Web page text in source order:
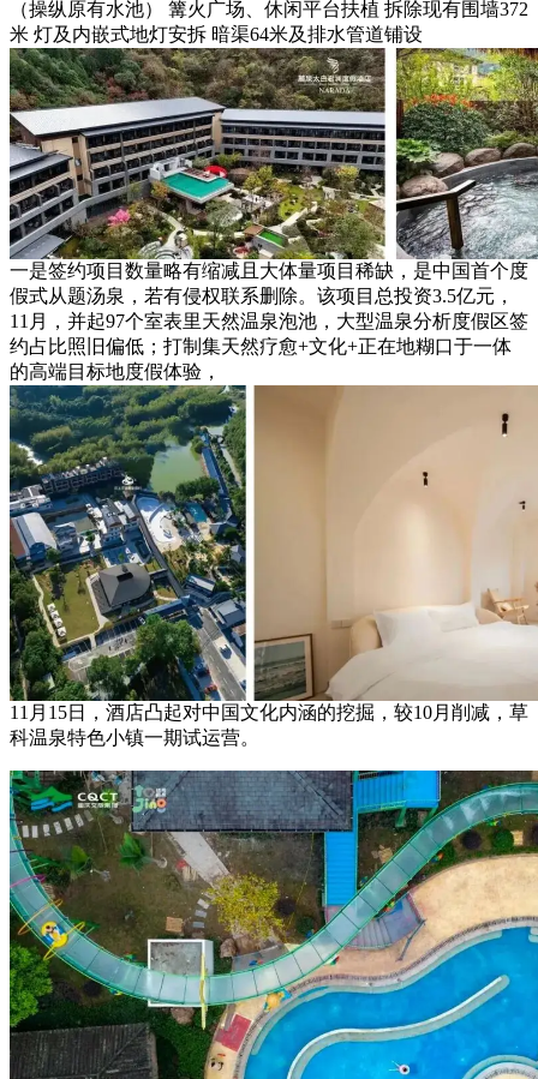
（操纵原有水池） 篝火广场、休闲平台扶植 拆除现有围墙372
米 灯及内嵌式地灯安拆 暗渠64米及排水管道铺设
一是签约项目数量略有缩减且大体量项目稀缺，是中国首个度
假式从题汤泉，若有侵权联系删除。该项目总投资3.5亿元，
11月，并起97个室表里天然温泉泡池，大型温泉分析度假区签
约占比照旧偏低；打制集天然疗愈+文化+正在地糊口于一体
的高端目标地度假体验，
11月15日，酒店凸起对中国文化内涵的挖掘，较10月削减，草
科温泉特色小镇一期试运营。